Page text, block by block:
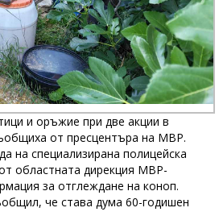
и оръжие при две акции в
от пресцентъра на МВР.
на специализирана полицейска
областната дирекция МВР-
за отглеждане на коноп.
че става дума 60-годишен